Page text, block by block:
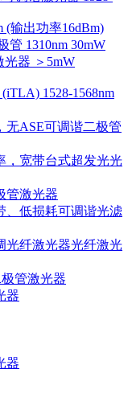
(输出功率16dBm)
管 1310nm 30mW
光器 ＞5mW
1528-1568nm
无ASE可调谐二极管
，宽带台式超发光光
管激光器
、低损耗可调谐光滤
光纤激光器光纤激光
管激光器
器
器